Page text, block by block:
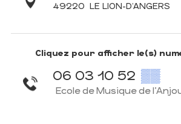
49220 LE LION-D'ANGERS
Cliquez pour afficher le(s)
06 03 10 52 ▒▒
Ecole de Musique de